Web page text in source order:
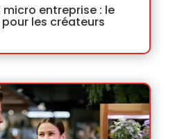
micro entreprise : le
les créateurs